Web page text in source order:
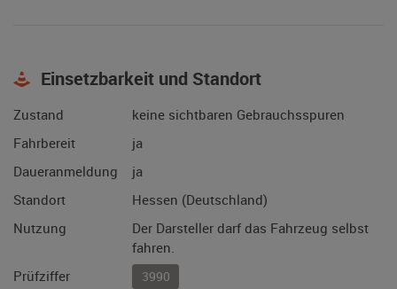
Einsetzbarkeit und Standort
Zustand
keine sichtbaren Gebrauchsspuren
Fahrbereit
ja
Daueranmeldung
ja
Standort
Hessen (Deutschland)
Nutzung
Der Darsteller darf das Fahrzeug selbst
fahren.
Prüfziffer
3990